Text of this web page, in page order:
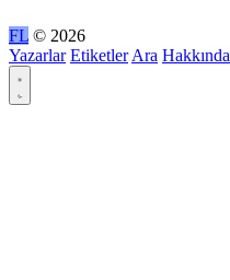
FL © 2026
Yazarlar Etiketler Ara Hakkında